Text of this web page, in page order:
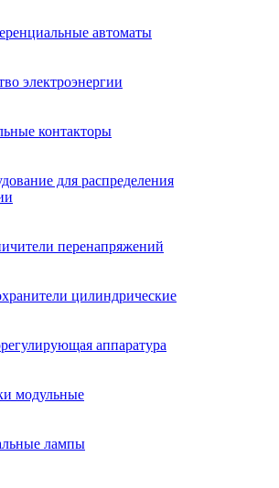
автоматы
электроэнергии
контакторы
для распределения
перенапряжений
цилиндрические
аппаратура
модульные
лампы